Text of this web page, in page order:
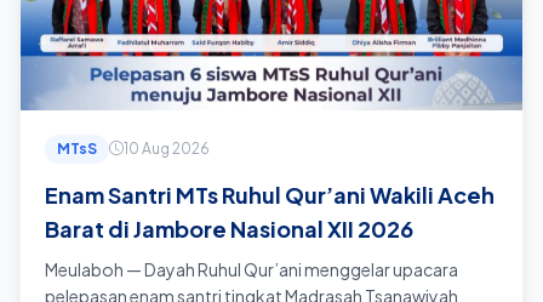
MTsS 10 Aug 2026
Enam Santri MTs Ruhul Qur’ani Wakili Aceh
Barat di Jambore Nasional XII 2026
Meulaboh — Dayah Ruhul Qur’ani menggelar upacara
pelepasan enam santri tingkat Madrasah Tsanawiyah